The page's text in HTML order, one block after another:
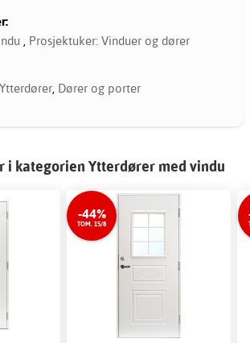
, Prosjektuker: Vinduer og dører
Ytterdører, Dører og porter
i kategorien Ytterdører med vindu
-44%
TOM. 15/8